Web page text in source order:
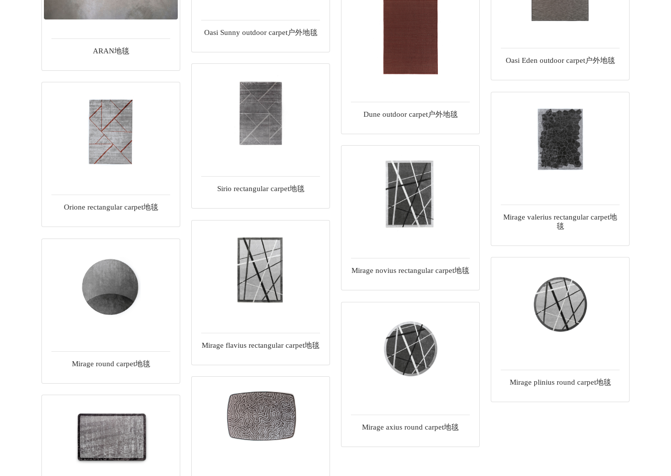
ARAN地毯
Oasi Sunny outdoor carpet户外地毯
Oasi Eden outdoor carpet户外地毯
Dune outdoor carpet户外地毯
Sirio rectangular carpet地毯
Orione rectangular carpet地毯
Mirage valerius rectangular carpet地
毯
Mirage novius rectangular carpet地毯
Mirage flavius rectangular carpet地毯
Mirage round carpet地毯
Mirage plinius round carpet地毯
Mirage axius round carpet地毯